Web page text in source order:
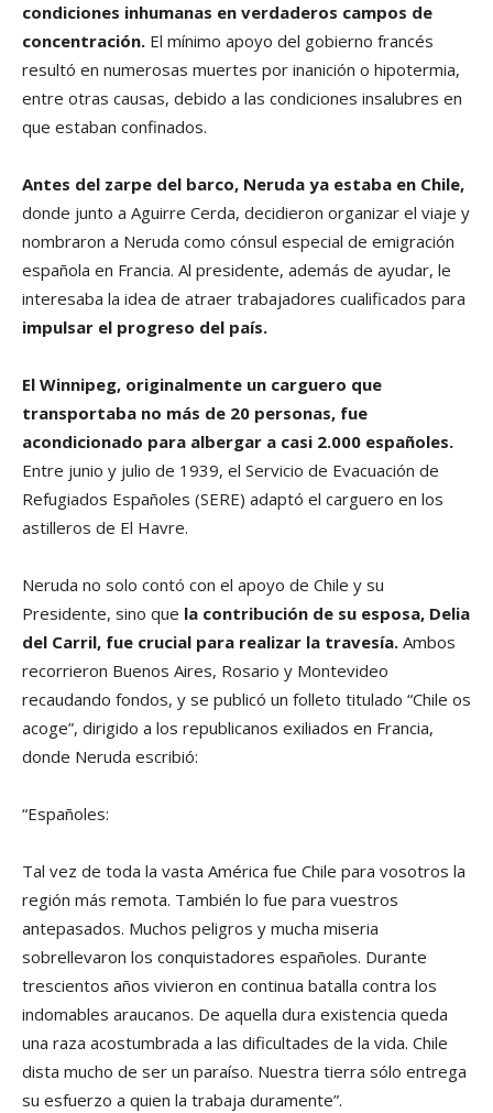
condiciones inhumanas en verdaderos campos de
concentración. El mínimo apoyo del gobierno francés
resultó en numerosas muertes por inanición o hipotermia,
entre otras causas, debido a las condiciones insalubres en
que estaban confinados.
Antes del zarpe del barco, Neruda ya estaba en Chile,
donde junto a Aguirre Cerda, decidieron organizar el viaje y
nombraron a Neruda como cónsul especial de emigración
española en Francia. Al presidente, además de ayudar, le
interesaba la idea de atraer trabajadores cualificados para
impulsar el progreso del país.
El Winnipeg, originalmente un carguero que
transportaba no más de 20 personas, fue
acondicionado para albergar a casi 2.000 españoles.
Entre junio y julio de 1939, el Servicio de Evacuación de
Refugiados Españoles (SERE) adaptó el carguero en los
astilleros de El Havre.
Neruda no solo contó con el apoyo de Chile y su
Presidente, sino que la contribución de su esposa, Delia
del Carril, fue crucial para realizar la travesía. Ambos
recorrieron Buenos Aires, Rosario y Montevideo
recaudando fondos, y se publicó un folleto titulado “Chile os
acoge”, dirigido a los republicanos exiliados en Francia,
donde Neruda escribió:
“Españoles:
Tal vez de toda la vasta América fue Chile para vosotros la
región más remota. También lo fue para vuestros
antepasados. Muchos peligros y mucha miseria
sobrellevaron los conquistadores españoles. Durante
trescientos años vivieron en continua batalla contra los
indomables araucanos. De aquella dura existencia queda
una raza acostumbrada a las dificultades de la vida. Chile
dista mucho de ser un paraíso. Nuestra tierra sólo entrega
su esfuerzo a quien la trabaja duramente”.